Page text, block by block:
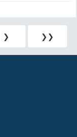
❯ ❯❯